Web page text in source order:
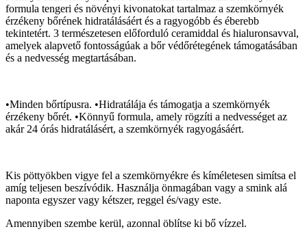
formula tengeri és növényi kivonatokat tartalmaz a szemkörnyék
érzékeny bőrének hidratálásáért és a ragyogóbb és éberebb
tekintetért. 3 természetesen előforduló ceramiddal és hialuronsavval,
amelyek alapvető fontosságúak a bőr védőrétegének támogatásában
és a nedvesség megtartásában.
•Minden bőrtípusra. •Hidratálája és támogatja a szemkörnyék
érzékeny bőrét. •Könnyű formula, amely rögzíti a nedvességet az
akár 24 órás hidratálásért, a szemkörnyék ragyogásáért.
Kis pöttyökben vigye fel a szemkörnyékre és kíméletesen simítsa el
amíg teljesen beszívódik. Használja önmagában vagy a smink alá
naponta egyszer vagy kétszer, reggel és/vagy este.
Amennyiben szembe kerül, azonnal öblítse ki bő vízzel.